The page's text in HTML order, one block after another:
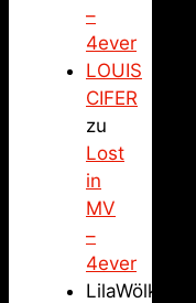
–
4ever
LOUIS
CIFER
zu
Lost
in
MV
–
4ever
LilaWölkchen